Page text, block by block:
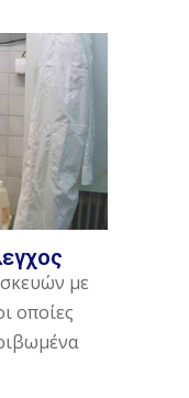
με
οποίες